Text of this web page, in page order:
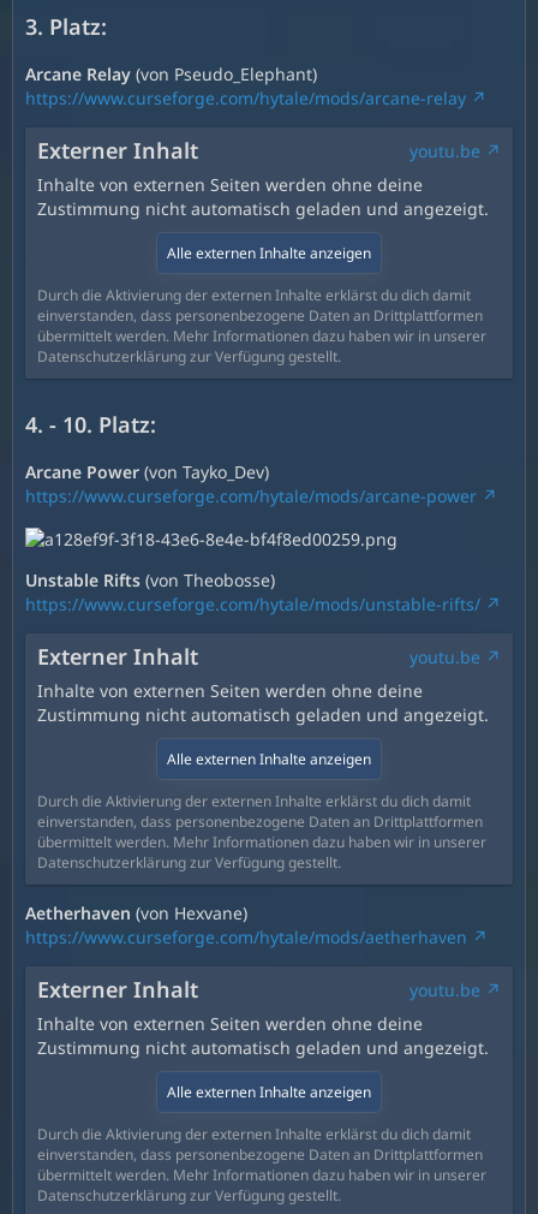
3. Platz:
Arcane Relay (von Pseudo_Elephant)
https://www.curseforge.com/hytale/mods/arcane-relay
Externer Inhalt
youtu.be
Inhalte von externen Seiten werden ohne deine
Zustimmung nicht automatisch geladen und angezeigt.
Alle externen Inhalte anzeigen
Durch die Aktivierung der externen Inhalte erklärst du dich damit
einverstanden, dass personenbezogene Daten an Drittplattformen
übermittelt werden. Mehr Informationen dazu haben wir in unserer
Datenschutzerklärung zur Verfügung gestellt.
4. - 10. Platz:
Arcane Power (von Tayko_Dev)
https://www.curseforge.com/hytale/mods/arcane-power
Unstable Rifts (von Theobosse)
https://www.curseforge.com/hytale/mods/unstable-rifts/
Externer Inhalt
youtu.be
Inhalte von externen Seiten werden ohne deine
Zustimmung nicht automatisch geladen und angezeigt.
Alle externen Inhalte anzeigen
Durch die Aktivierung der externen Inhalte erklärst du dich damit
einverstanden, dass personenbezogene Daten an Drittplattformen
übermittelt werden. Mehr Informationen dazu haben wir in unserer
Datenschutzerklärung zur Verfügung gestellt.
Aetherhaven (von Hexvane)
https://www.curseforge.com/hytale/mods/aetherhaven
Externer Inhalt
youtu.be
Inhalte von externen Seiten werden ohne deine
Zustimmung nicht automatisch geladen und angezeigt.
Alle externen Inhalte anzeigen
Durch die Aktivierung der externen Inhalte erklärst du dich damit
einverstanden, dass personenbezogene Daten an Drittplattformen
übermittelt werden. Mehr Informationen dazu haben wir in unserer
Datenschutzerklärung zur Verfügung gestellt.